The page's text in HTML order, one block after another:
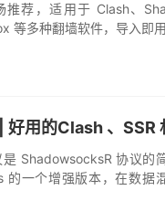
荐，适用于 Clash、
等多种翻墙软件，导入即用
好用的Clash 、SSR
是 ShadowsocksR 协议的
的一个增强版本，在数据